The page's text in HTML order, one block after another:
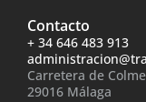
Contacto
+ 34 646 483 913
Carretera de
29016 Málaga